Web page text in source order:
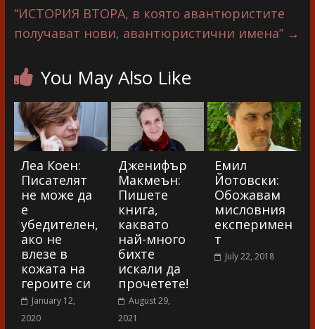
“ИСТОРИЯ ВТОРА, в която авантюристите
получават нови, авантюристични имена” →
You May Also Like
Леа Коен:
Писателят
не може да
е
убедителен,
ако не
влезе в
кожата на
героите си
January 12,
2020
Дженифър
Макмеън:
Пишете
книга,
каквато
най-много
бихте
искали да
прочетете!
August 29,
2021
Емил
Йотовски:
Обожавам
мисловния
експеримен
т
July 22, 2018